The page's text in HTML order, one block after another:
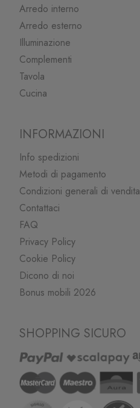
Arredo interno
Arredo esterno
Illuminazione
Complementi
Tavola
Cucina
INFORMAZIONI
Info spedizioni
Metodi di pagamento
Condizioni generali di vendita
Contattaci
FAQ
Privacy Policy
Cookie Policy
Dicono di noi
Bonus mobili 2026
SHOPPING SICURO